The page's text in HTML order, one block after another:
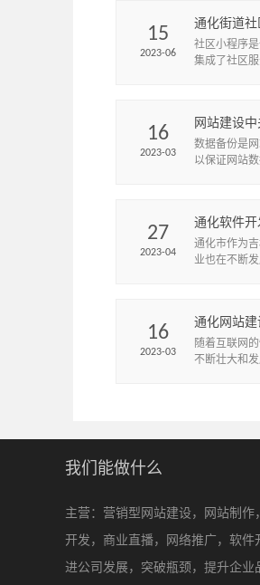
15
2023-06
通化街道
社区小程序
集成了社区
16
2023-03
网站建设
数据备份是
以保证网站
27
2023-04
通化软件开
通化市作为
业也在不断
16
2023-03
通化网站
些呢？
随着互联网
不断壮大和
我们能做什么
主营：营销型网站建设，网站制作
开发，商业直播，网络推广，软件
进公司发展，突破瓶颈，提升企业